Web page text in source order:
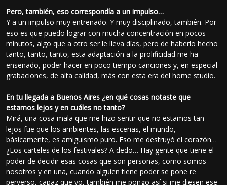
Pero, también, eso correspondía a un impulso…
Y a un impulso muy entrenado. Y muy disciplinado, también. Por
eso es que puedo lograr con mucha concentración en pocos
minutos, algo que a otro ser le lleva días, pero de haberlo hecho
tanto, tanto, tanto, esta adaptación a la prolificidad me ha
enseñado, poder hacer en poco tiempo canciones y, en especial
grabaciones, de alta calidad, más con esta era del home studio.
En tu llegada a Buenos Aires ¿en qué cosas notaste que
estamos lejos y en cuáles no tanto?
Mirá, una cosa mala que me hizo sentir que no estamos tan
lejos fue que los ambientes, las escenas, el mundo,
básicamente, es amiguismo puro. Eso me destruyó el corazón…
¿Los carteles de los festivales? A dedo… Hay gente que tiene el
poder de decidir esas cosas que son personas, como somos
nosotros y en una, cuando alguien tiene poder se pone re
perverso, capaz que yo, también me pongo así si me diesen ese